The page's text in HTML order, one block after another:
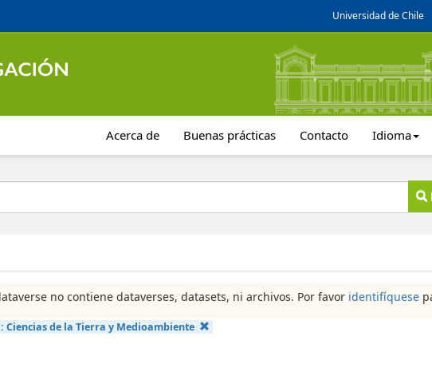
Universidad de Chile
Acerca de Buenas prácticas Contacto Idioma
no contiene dataverses, datasets, ni archivos. Por favor identifíquese
Ciencias de la Tierra y Medioambiente